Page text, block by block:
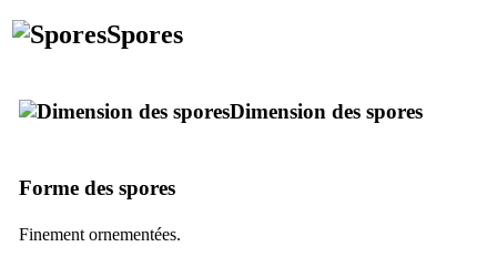
Spores
Dimension des spores
Forme des spores
Finement ornementées.